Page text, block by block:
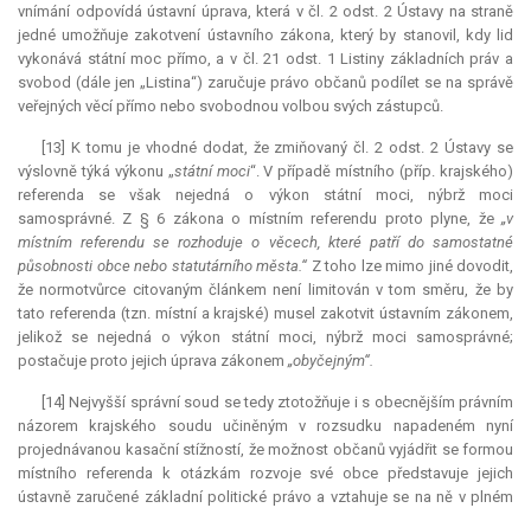
vnímání odpovídá ústavní úprava, která v čl. 2 odst. 2 Ústavy na straně
jedné umožňuje zakotvení ústavního zákona, který by stanovil, kdy lid
vykonává státní moc přímo, a v čl. 21 odst. 1 Listiny základních práv a
svobod (dále jen „Listina“) zaručuje právo občanů podílet se na správě
veřejných věcí přímo nebo svobodnou volbou svých zástupců.
[13] K tomu je vhodné dodat, že zmiňovaný čl. 2 odst. 2 Ústavy se
výslovně týká výkonu „státní moci“. V případě místního (příp. krajského)
referenda se však nejedná o výkon státní moci, nýbrž moci
samosprávné. Z § 6 zákona o místním referendu proto plyne, že „v
místním referendu se rozhoduje o věcech, které patří do samostatné
působnosti obce nebo statutárního města.“ Z toho lze mimo jiné dovodit,
že normotvůrce citovaným článkem není limitován v tom směru, že by
tato referenda (tzn. místní a krajské) musel zakotvit ústavním zákonem,
jelikož se nejedná o výkon státní moci, nýbrž moci samosprávné;
postačuje proto jejich úprava zákonem „obyčejným“.
[14] Nejvyšší správní soud se tedy ztotožňuje i s obecnějším právním
názorem krajského soudu učiněným v rozsudku napadeném nyní
projednávanou kasační stížností, že možnost občanů vyjádřit se formou
místního referenda k otázkám rozvoje své obce představuje jejich
ústavně zaručené základní politické právo a vztahuje se na ně v plném